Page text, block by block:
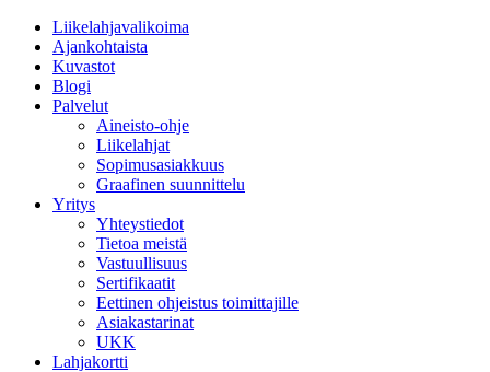
Liikelahjavalikoima
Ajankohtaista
Kuvastot
Blogi
Palvelut
Aineisto-ohje
Liikelahjat
Sopimusasiakkuus
Graafinen suunnittelu
Yritys
Yhteystiedot
Tietoa meistä
Vastuullisuus
Sertifikaatit
Eettinen ohjeistus toimittajille
Asiakastarinat
UKK
Lahjakortti